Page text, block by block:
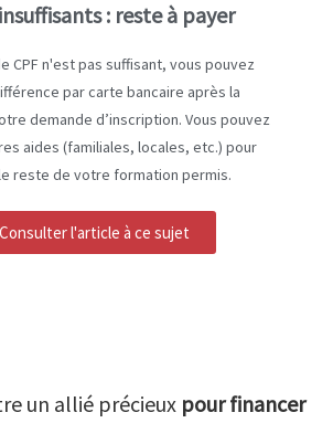
: reste à payer
CPF n'est pas suffisant, vous pouvez
par carte bancaire après la
demande d’inscription. Vous pouvez
aides (familiales, locales, etc.) pour
reste de votre formation permis.
Consulter l'article à ce sujet
un allié précieuxpour financer